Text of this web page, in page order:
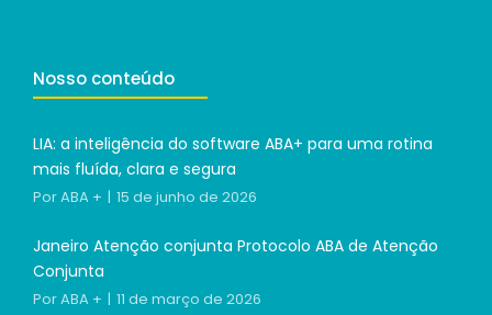
Nosso conteúdo
LIA: a inteligência do software ABA+ para uma rotina
mais fluída, clara e segura
PorABA + 15 de junho de 2026
Janeiro Atenção conjunta Protocolo ABA de Atenção
Conjunta
PorABA + 11 de março de 2026